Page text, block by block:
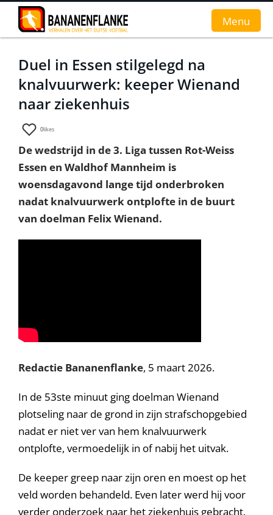
Home
Nieuws
Interviews
Groundhopverhalen
De fans
Achtergrond
Menu
Duel in Essen stilgelegd na
knalvuurwerk: keeper Wienand
naar ziekenhuis
0likes
De wedstrijd in de 3. Liga tussen Rot-Weiss
Essen en Waldhof Mannheim is
woensdagavond lange tijd onderbroken
nadat knalvuurwerk ontplofte in de buurt
van doelman Felix Wienand.
Redactie Bananenflanke, 5 maart 2026.
In de 53ste minuut ging doelman Wienand
plotseling naar de grond in zijn strafschopgebied
nadat er niet ver van hem knalvuurwerk
ontplofte, vermoedelijk in of nabij het uitvak.
De keeper greep naar zijn oren en moest op het
veld worden behandeld. Even later werd hij voor
verder onderzoek naar het ziekenhuis gebracht.